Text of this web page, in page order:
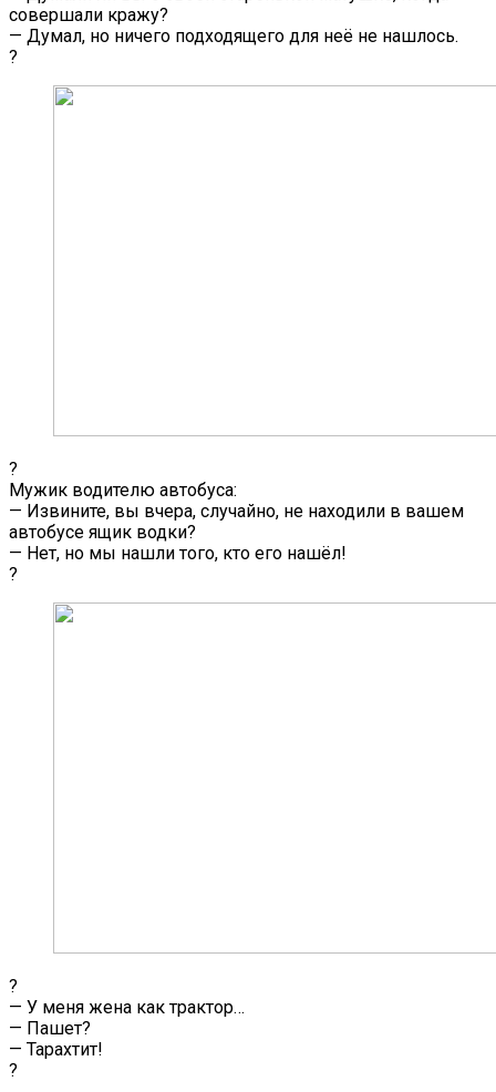
совершали кражу?
— Думал, но ничего подходящего для неё не нашлось.
?
?
Мужик водителю автобуса:
— Извините, вы вчера, случайно, не находили в вашем
автобусе ящик водки?
— Нет, но мы нашли того, кто его нашёл!
?
?
— У меня жена как трактор…
— Пашет?
— Тарахтит!
?